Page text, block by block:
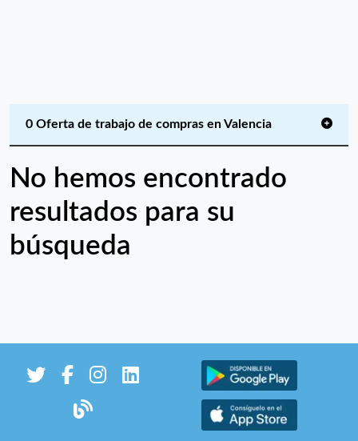
0 Oferta de trabajo de compras en Valencia
No hemos encontrado
resultados para su
búsqueda